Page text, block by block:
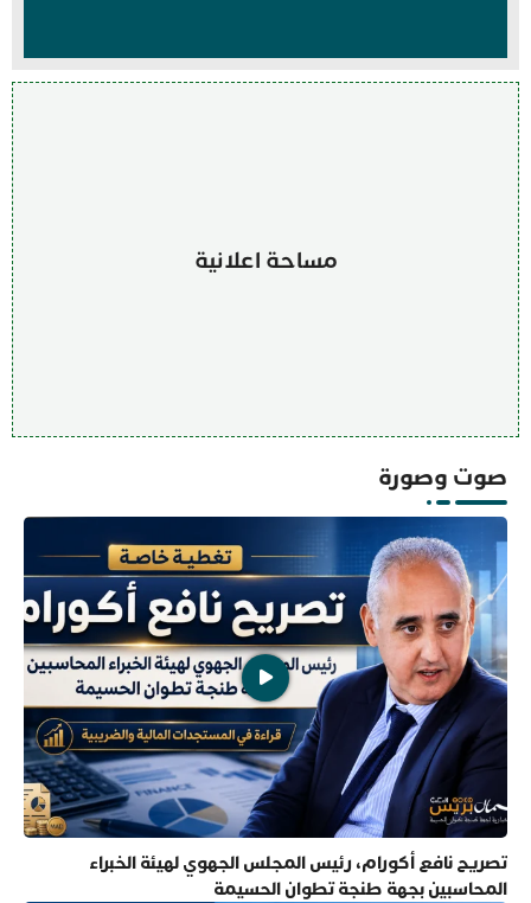
مساحة اعلانية
صوت وصورة
تصريح نافع أكورام، رئيس المجلس الجهوي لهيئة الخبراء
المحاسبين بجهة طنجة تطوان الحسيمة